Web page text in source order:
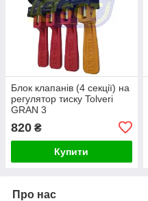
Блок клапанів (4 секції) на
регулятор тиску Tolveri
GRAN 3
820 ₴
Купити
Про нас